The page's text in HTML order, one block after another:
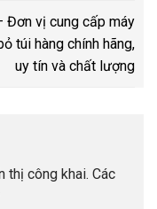
Đơn vị cung cấp máy
túi hàng chính hãng,
uy tín và chất lượng
thị công khai. Các